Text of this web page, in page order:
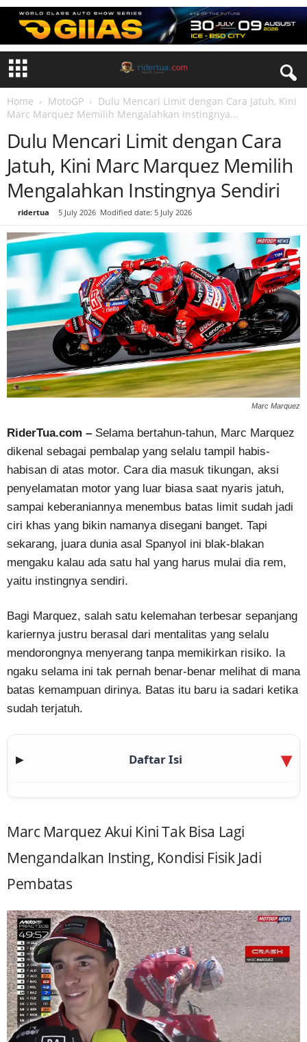
Home MotoGP
Dulu Mencari Limit dengan Cara Jatuh, Kini
Marc Marquez Memilih Mengalahkan Instingnya...
Dulu Mencari Limit dengan Cara
Jatuh, Kini Marc Marquez Memilih
Mengalahkan Instingnya Sendiri
ridertua 5 July 2026 Modified date: 5 July 2026
Marc Marquez
RiderTua.com – Selama bertahun-tahun, Marc Marquez
dikenal sebagai pembalap yang selalu tampil habis-
habisan di atas motor. Cara dia masuk tikungan, aksi
penyelamatan motor yang luar biasa saat nyaris jatuh,
sampai keberaniannya menembus batas limit sudah jadi
ciri khas yang bikin namanya disegani banget. Tapi
sekarang, juara dunia asal Spanyol ini blak-blakan
mengaku kalau ada satu hal yang harus mulai dia rem,
yaitu instingnya sendiri.
Bagi Marquez, salah satu kelemahan terbesar sepanjang
kariernya justru berasal dari mentalitas yang selalu
mendorongnya menyerang tanpa memikirkan risiko. Ia
ngaku selama ini tak pernah benar-benar melihat di mana
batas kemampuan dirinya. Batas itu baru ia sadari ketika
sudah terjatuh.
▶ Daftar Isi
Marc Marquez Akui Kini Tak Bisa Lagi
Mengandalkan Insting, Kondisi Fisik Jadi
Pembatas